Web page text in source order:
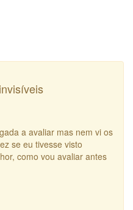
a avaliar mas nem vi os
se eu tivesse visto
como vou avaliar antes